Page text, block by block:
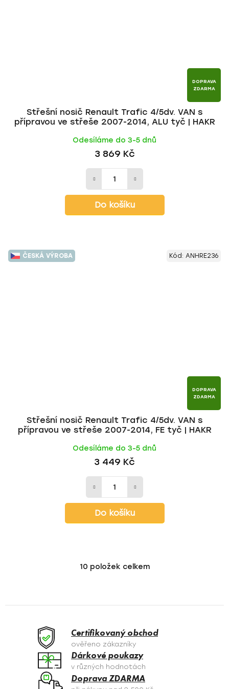
DOPRAVA
ZDARMA
Střešní nosič Renault Trafic 4/5dv. VAN s
přípravou ve střeše 2007-2014, ALU tyč | HAKR
Odesíláme do 3-5 dnů
3 869 Kč
Do košíku
ČESKÁ VÝROBA
DOPRAVA
ZDARMA
Střešní nosič Renault Trafic 4/5dv. VAN s
přípravou ve střeše 2007-2014, FE tyč | HAKR
Odesíláme do 3-5 dnů
3 449 Kč
Do košíku
Kód: ANHRE236
O
á
c
í
p
r
v
10 položek celkem
Certifikovaný obchod
ověřeno zákazníky
Dárkové poukazy
v různých hodnotách
Doprava ZDARMA